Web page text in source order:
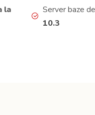
la
Server baze
10.3